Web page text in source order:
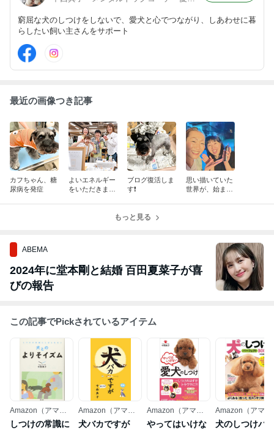
窮屈な犬のしつけをしないで、愛犬と心でつながり、しあわせに暮
らしたい飼い主さんをサポート
最近の画像つき記事
カフちゃん、糖
尿病を発症
よいエネルギー
をいただきまし
ブログ復活しま
す❗️
思い描いていた
世界が、始まっ
もっと見る
ABEMA
2024年に堂本剛と結婚 百田夏菜子が喜
びの報告
この記事でPickされているアイテム
Amazon（アマゾ
ン）
しつけの常識に
Amazon（アマゾ
ン）
犬バカですが
Amazon（アマゾ
ン）
やってはいけな
Amazon（アマゾ
ン）
犬のしつけパ